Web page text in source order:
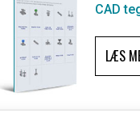
CAD
LÆS